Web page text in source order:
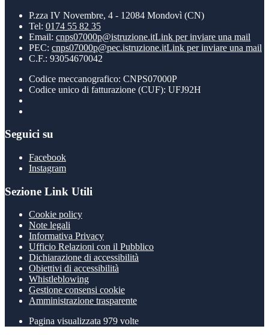
P.zza IV Novembre, 4 - 12084 Mondovì (CN)
Tel: 0174 55 82 35
Email: cnps07000p@istruzione.itLink per inviare una mail
PEC: cnps07000p@pec.istruzione.itLink per inviare una mail
C.F.: 93054670042
Codice meccanografico: CNPS07000P
Codice unico di fatturazione (CUF): UFJ92H
Seguici su
Facebook
Instagram
Sezione Link Utili
Cookie policy
Note legali
Informativa Privacy
Ufficio Relazioni con il Pubblico
Dichiarazione di accessibilità
Obiettivi di accessibilità
Whistleblowing
Gestione consensi cookie
Amministrazione trasparente
Pagina visualizzata 979 volte